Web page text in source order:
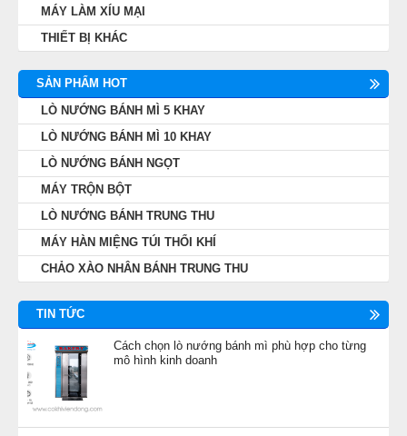
MÁY LÀM XÍU MẠI
THIẾT BỊ KHÁC
SẢN PHẨM HOT
LÒ NƯỚNG BÁNH MÌ 5 KHAY
LÒ NƯỚNG BÁNH MÌ 10 KHAY
LÒ NƯỚNG BÁNH NGỌT
MÁY TRỘN BỘT
LÒ NƯỚNG BÁNH TRUNG THU
MÁY HÀN MIỆNG TÚI THỔI KHÍ
CHẢO XÀO NHÂN BÁNH TRUNG THU
TIN TỨC
Cách chọn lò nướng bánh mì phù hợp cho từng
mô hình kinh doanh